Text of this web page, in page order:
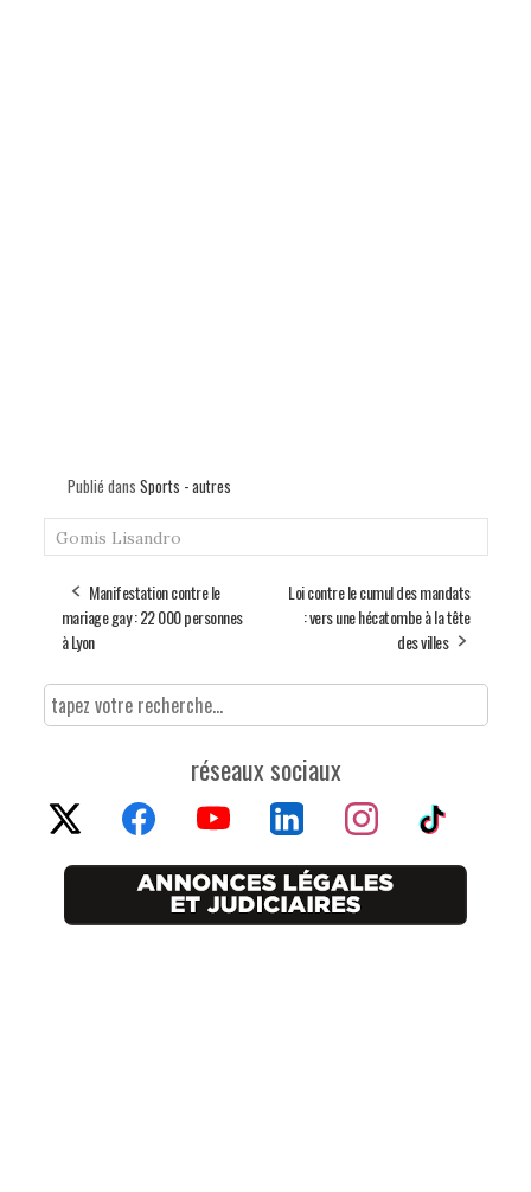
Publié dans Sports - autres
Gomis Lisandro
Manifestation contre le
mariage gay : 22 000 personnes
à Lyon
Loi contre le cumul des mandats
: vers une hécatombe à la tête
des villes
réseaux sociaux